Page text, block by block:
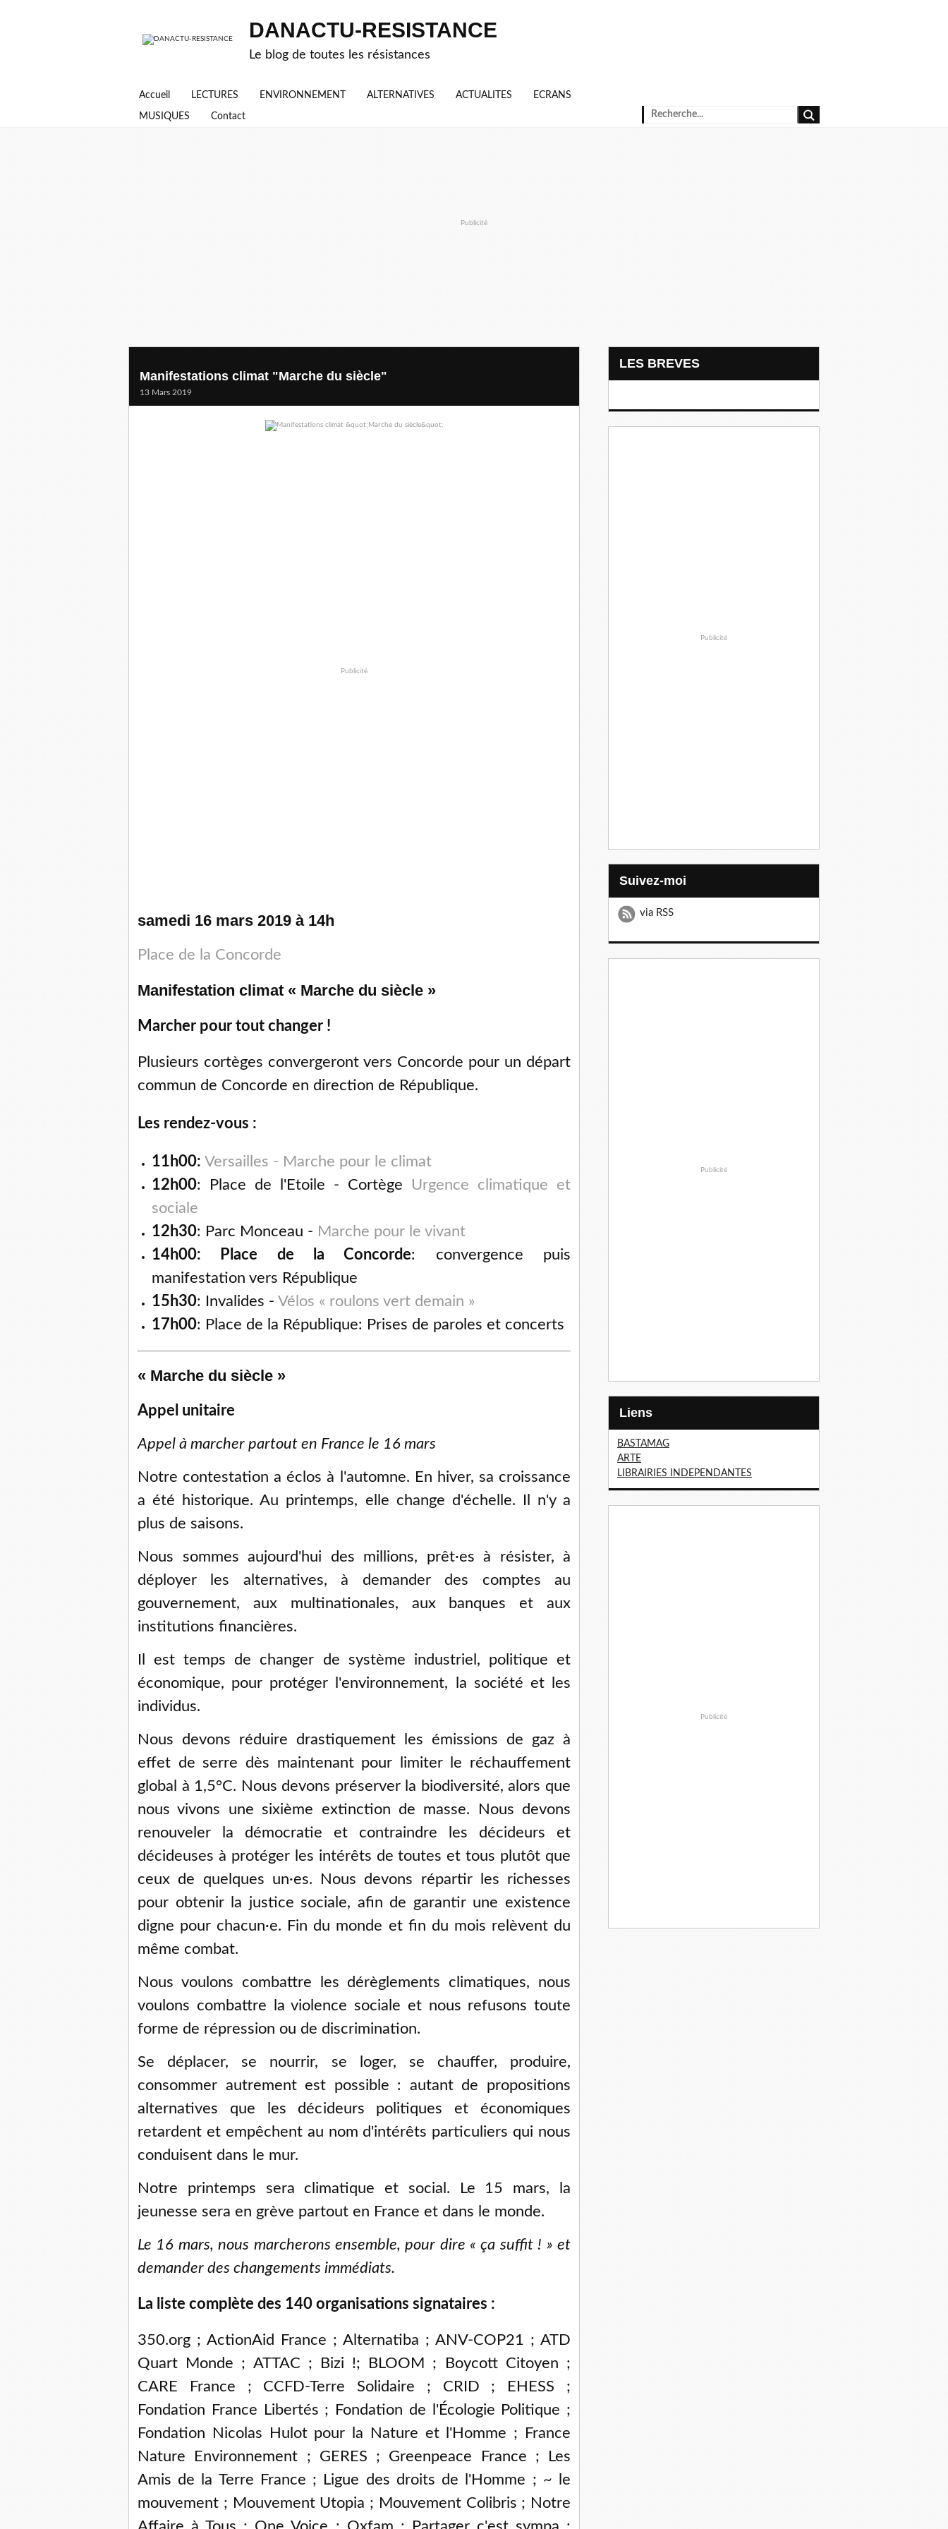
DANACTU-RESISTANCE
Le blog de toutes les résistances
Accueil LECTURES ENVIRONNEMENT ALTERNATIVES ACTUALITES ECRANS
MUSIQUES Contact
Publicité
Manifestations climat "Marche du siècle"
13 Mars 2019
Publicité
samedi 16 mars 2019 à 14h
Place de la Concorde
Manifestation climat « Marche du siècle »
Marcher pour tout changer !
Plusieurs cortèges convergeront vers Concorde pour un départ
commun de Concorde en direction de République.
Les rendez-vous :
11h00: Versailles - Marche pour le climat
12h00: Place de l'Etoile - Cortège Urgence climatique et
sociale
12h30: Parc Monceau - Marche pour le vivant
14h00: Place de la Concorde: convergence puis
manifestation vers République
15h30: Invalides - Vélos « roulons vert demain »
17h00: Place de la République: Prises de paroles et concerts
« Marche du siècle »
Appel unitaire
Appel à marcher partout en France le 16 mars
Notre contestation a éclos à l'automne. En hiver, sa croissance
a été historique. Au printemps, elle change d'échelle. Il n'y a
plus de saisons.
Nous sommes aujourd'hui des millions, prêt·es à résister, à
déployer les alternatives, à demander des comptes au
gouvernement, aux multinationales, aux banques et aux
institutions financières.
Il est temps de changer de système industriel, politique et
économique, pour protéger l'environnement, la société et les
individus.
Nous devons réduire drastiquement les émissions de gaz à
effet de serre dès maintenant pour limiter le réchauffement
global à 1,5°C. Nous devons préserver la biodiversité, alors que
nous vivons une sixième extinction de masse. Nous devons
renouveler la démocratie et contraindre les décideurs et
décideuses à protéger les intérêts de toutes et tous plutôt que
ceux de quelques un·es. Nous devons répartir les richesses
pour obtenir la justice sociale, afin de garantir une existence
digne pour chacun·e. Fin du monde et fin du mois relèvent du
même combat.
Nous voulons combattre les dérèglements climatiques, nous
voulons combattre la violence sociale et nous refusons toute
forme de répression ou de discrimination.
Se déplacer, se nourrir, se loger, se chauffer, produire,
consommer autrement est possible : autant de propositions
alternatives que les décideurs politiques et économiques
retardent et empêchent au nom d'intérêts particuliers qui nous
conduisent dans le mur.
Notre printemps sera climatique et social. Le 15 mars, la
jeunesse sera en grève partout en France et dans le monde.
Le 16 mars, nous marcherons ensemble, pour dire « ça suffit ! » et
demander des changements immédiats.
La liste complète des 140 organisations signataires :
350.org ; ActionAid France ; Alternatiba ; ANV-COP21 ; ATD
Quart Monde ; ATTAC ; Bizi !; BLOOM ; Boycott Citoyen ;
CARE France ; CCFD-Terre Solidaire ; CRID ; EHESS ;
Fondation France Libertés ; Fondation de l'Écologie Politique ;
Fondation Nicolas Hulot pour la Nature et l'Homme ; France
Nature Environnement ; GERES ; Greenpeace France ; Les
Amis de la Terre France ; Ligue des droits de l'Homme ; ~ le
mouvement ; Mouvement Utopia ; Mouvement Colibris ; Notre
Affaire à Tous ; One Voice ; Oxfam ; Partager c'est sympa ;
LES BREVES
Publicité
Suivez-moi
via RSS
Publicité
Liens
BASTAMAG
ARTE
LIBRAIRIES INDEPENDANTES
Publicité